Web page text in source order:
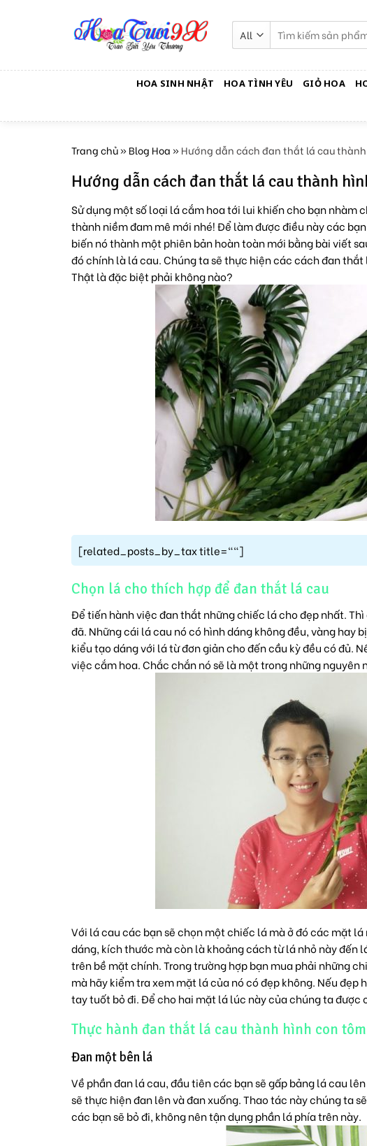
kiếm:
HOA SINH NHẬT HOA TÌNH YÊU GIỎ HOA
Trang chủ»Blog Hoa»Hướng dẫn cách đan thắt lá cau
Hướng dẫn cách đan thắt lá cau thành
Sử dụng một số loại lá cắm hoa tới lui khiến cho bạn nhàm
thành niềm đam mê mới nhé! Để làm được điều này các
biến nó thành một phiên bản hoàn toàn mới bằng bài viết
đó chính là lá cau. Chúng ta sẽ thực hiện các cách đan
Thật là đặc biệt phải không nào?
[related_posts_by_tax title=""]
Chọn lá cho thích hợp để đan thắt lá cau
Để tiến hành việc đan thắt những chiếc lá cho đẹp nhất.
đã. Những cái lá cau nó có hình dáng không đều, vàng hay
kiểu tạo dáng với lá từ đơn giản cho đến cầu kỳ đều có đủ.
việc cắm hoa. Chắc chắn nó sẽ là một trong những nguyên
Với lá cau các bạn sẽ chọn một chiếc lá mà ở đó các mặt
dáng, kích thước mà còn là khoảng cách từ lá nhỏ này đến
trên bề mặt chính. Trong trường hợp bạn mua phải những
mà hãy kiểm tra xem mặt lá của nó có đẹp không. Nếu
tay tuốt bỏ đi. Để cho hai mặt lá lúc này của chúng ta được
Thực hành đan thắt lá cau thành hình con tôm
Đan một bên lá
Về phần đan lá cau, đầu tiên các bạn sẽ gấp bảng lá cau
sẽ thực hiện đan lên và đan xuống. Thao tác này chúng ta
các bạn sẽ bỏ đi, không nên tận dụng phần lá phía trên này.